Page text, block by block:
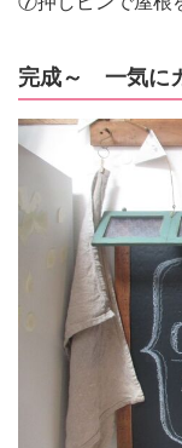
完成～ 一気に